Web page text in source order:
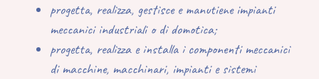
progetta, realizza, gestisce e manutieneimpianti
meccanici industriali o di domotica;
progetta, realizza e installai componenti meccanici
di macchine, macchinari, impianti e sistemi